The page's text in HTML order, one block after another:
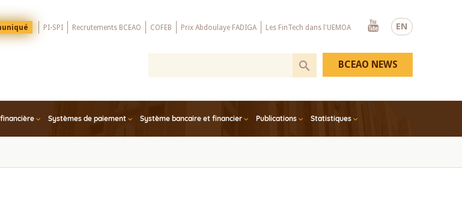
EN
PI-SPI Recrutements BCEAO COFEB Prix Abdoulaye FADIGA Les FinTech dans l'UEMOA
Youtube
Systèmes de paiement Système bancaire et financier Publications Statistiques
BCEAO NEWS